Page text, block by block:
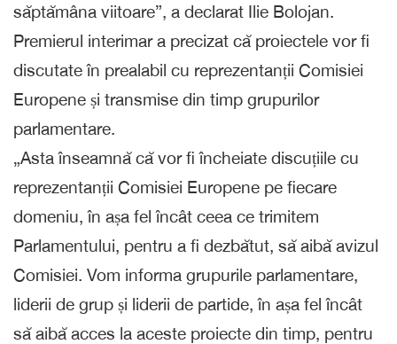
săptămâna viitoare”, a declarat Ilie Bolojan.
Premierul interimar a precizat că proiectele vor fi
discutate în prealabil cu reprezentanții Comisiei
Europene și transmise din timp grupurilor
parlamentare.
„Asta înseamnă că vor fi încheiate discuțiile cu
reprezentanții Comisiei Europene pe fiecare
domeniu, în așa fel încât ceea ce trimitem
Parlamentului, pentru a fi dezbătut, să aibă avizul
Comisiei. Vom informa grupurile parlamentare,
liderii de grup și liderii de partide, în așa fel încât
să aibă acces la aceste proiecte din timp, pentru